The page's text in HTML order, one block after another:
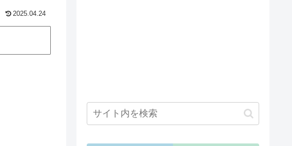
2025.04.24